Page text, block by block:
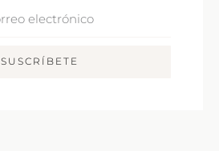
SUSCRÍBETE